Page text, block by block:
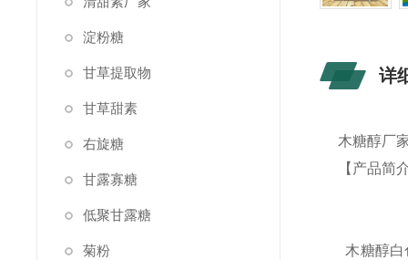
淀粉糖
甘草提取物
甘草甜素
右旋糖
甘露寡糖
低聚甘露糖
菊粉
详
木糖醇厂
【产品简
木糖醇